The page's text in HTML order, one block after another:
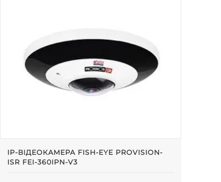
IP-ВІДЕОКАМЕРА FISH-EYE PROVISION-
ISR FEI-360IPN-V3